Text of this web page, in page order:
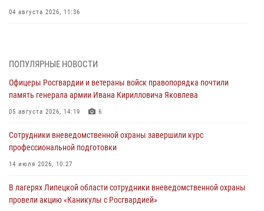
04 августа 2026, 11:36
04 августа 2026, 09:05
Росгвардия обеспечила безопасность граждан на праздновании
Дня ВДВ в Липецке
03 августа 2026, 13:43
Росгвардейцы обеспечили безопасность граждан в День Лев-
Толстовского района
03 августа 2026, 13:41
Росгвардия противодействует БПЛА ВСУ на южном направлении
(видео)
ПОПУЛЯРНЫЕ НОВОСТИ
Офицеры Росгвардии и ветераны войск правопорядка почтили
память генерала армии Ивана Кирилловича Яковлева
05 августа 2026, 14:19 6
Сотрудники вневедомственной охраны завершили курс
профессиональной подготовки
14 июля 2026, 10:27
В лагерях Липецкой области сотрудники вневедомственной охраны
провели акцию «Каникулы с Росгвардией»